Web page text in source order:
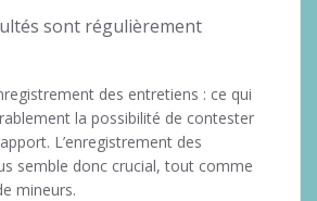
sont régulièrement
des entretiens : ce qui
la possibilité de contester
L’enregistrement des
semble donc crucial, tout comme
mineurs.